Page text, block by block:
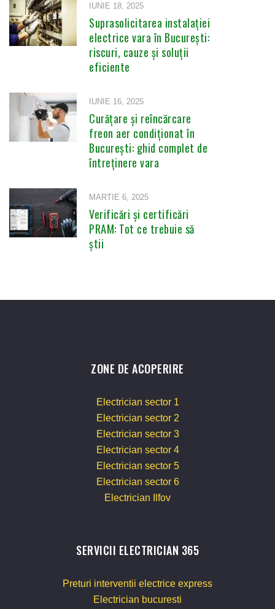
IUNIE 18, 2025
Suprasolicitarea instalației
electrice vara în București:
riscuri, cauze și soluții
eficiente
IUNIE 16, 2025
Curățare și reîncărcare
freon aer condiționat în
București: ghid complet de
întreținere vara
MARTIE 6, 2025
Verificări și certificări
PRAM: Tot ce trebuie să
știi
ZONE DE ACOPERIRE
Electrician sector 1
Electrician sector 2
Electrician sector 3
Electrician sector 4
Electrician sector 5
Electrician sector 6
Electrician Ilfov
SERVICII ELECTRICIAN 365
Preturi interventii electrice express
Electrician bucuresti